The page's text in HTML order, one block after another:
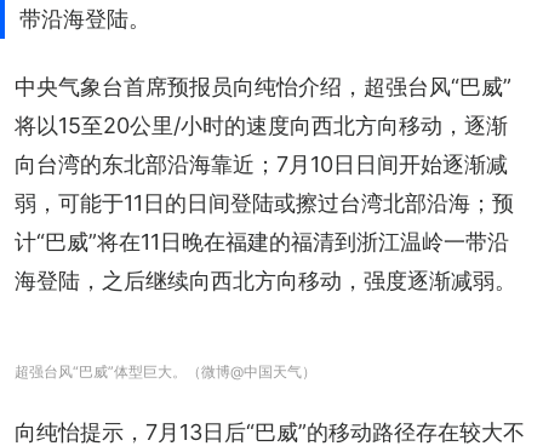
带沿海登陆。
中央气象台首席预报员向纯怡介绍，超强台风“巴威”
将以15至20公里/小时的速度向西北方向移动，逐渐
向台湾的东北部沿海靠近；7月10日日间开始逐渐减
弱，可能于11日的日间登陆或擦过台湾北部沿海；预
计“巴威”将在11日晚在福建的福清到浙江温岭一带沿
海登陆，之后继续向西北方向移动，强度逐渐减弱。
超强台风“巴威”体型巨大。（微博@中国天气）
向纯怡提示，7月13日后“巴威”的移动路径存在较大不